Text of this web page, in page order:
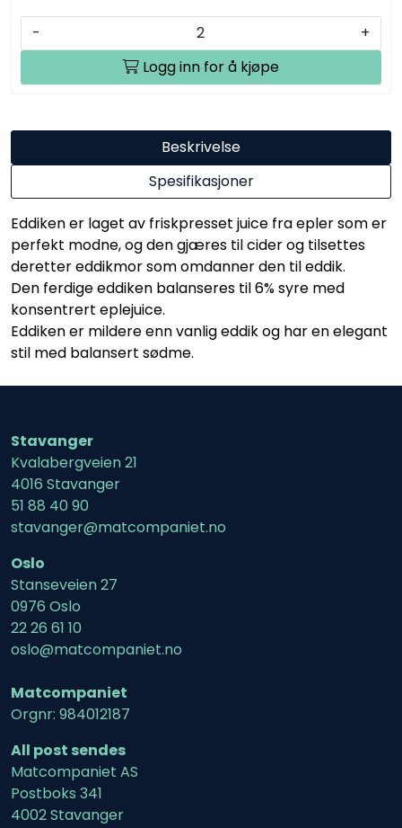
-
+
Logg inn for å kjøpe
Beskrivelse
Spesifikasjoner
Eddiken er laget av friskpresset juice fra epler som er
perfekt modne, og den gjæres til cider og tilsettes
deretter eddikmor som omdanner den til eddik.
Den ferdige eddiken balanseres til 6% syre med
konsentrert eplejuice.
Eddiken er mildere enn vanlig eddik og har en elegant
stil med balansert sødme.
Stavanger
Kvalabergveien 21
4016 Stavanger
51 88 40 90
stavanger@matcompaniet.no
Oslo
Stanseveien 27
0976 Oslo
22 26 61 10
oslo@matcompaniet.no
Matcompaniet
Orgnr: 984012187
All post sendes
Matcompaniet AS
Postboks 341
4002 Stavanger